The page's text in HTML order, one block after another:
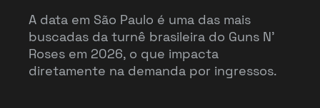
A data em São Paulo é uma das mais
buscadas da turnê brasileira do Guns N’
Roses em 2026, o que impacta
diretamente na demanda por ingressos.